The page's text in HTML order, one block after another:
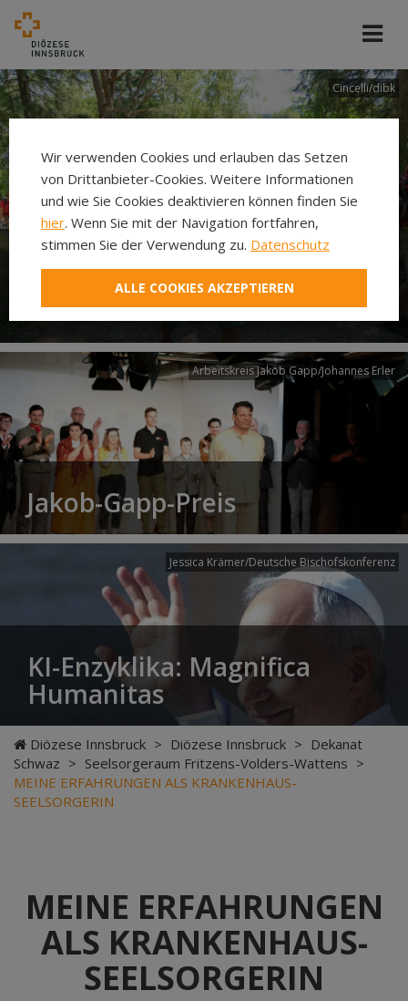
Cincelli/dibk
Neuer Pilgerweg Via
Laudato si’
Arbeitskreis Jakob Gapp/Johannes Erler
Jakob-Gapp-Preis
Jessica Krämer/Deutsche Bischofskonferenz
KI-Enzyklika: Magnifica
Humanitas
Diözese Innsbruck > Diözese Innsbruck > Dekanat
Schwaz > Seelsorgeraum Fritzens-Volders-Wattens >
MEINE ERFAHRUNGEN ALS KRANKENHAUS-
SEELSORGERIN
MEINE ERFAHRUNGEN
ALS KRANKENHAUS-
SEELSORGERIN
Wir verwenden Cookies und erlauben das Setzen
von Drittanbieter-Cookies. Weitere Informationen
und wie Sie Cookies deaktivieren können finden Sie
hier. Wenn Sie mit der Navigation fortfahren,
stimmen Sie der Verwendung zu. Datenschutz
ALLE COOKIES AKZEPTIEREN